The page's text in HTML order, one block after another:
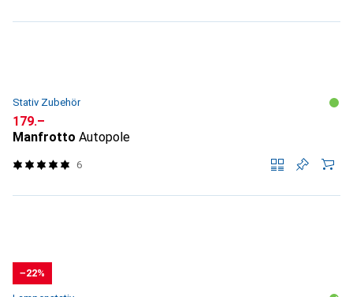
Stativ Zubehör
CHF
179.–
Manfrotto Autopole
6
−22%